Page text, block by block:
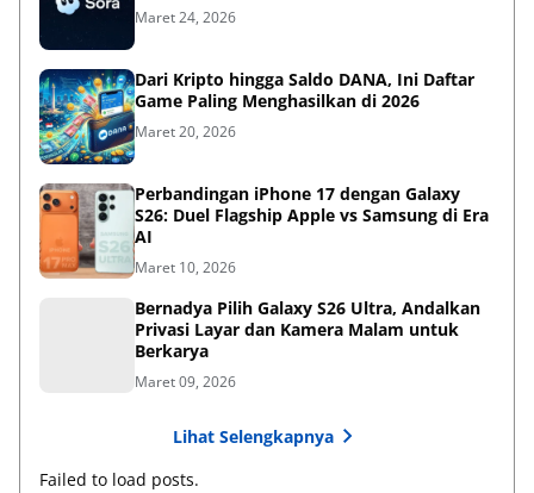
Maret 24, 2026
Dari Kripto hingga Saldo DANA, Ini Daftar
Game Paling Menghasilkan di 2026
Maret 20, 2026
Perbandingan iPhone 17 dengan Galaxy
S26: Duel Flagship Apple vs Samsung di Era
AI
Maret 10, 2026
Bernadya Pilih Galaxy S26 Ultra, Andalkan
Privasi Layar dan Kamera Malam untuk
Berkarya
Maret 09, 2026
Lihat Selengkapnya
Failed to load posts.